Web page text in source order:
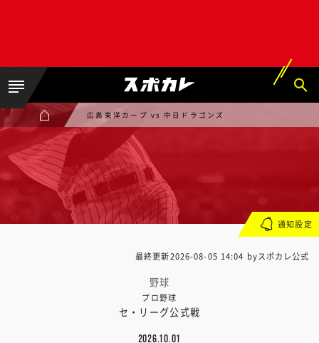
広島東洋カープ vs 中日ドラゴンズ
最終更新2026-08-05 14:04 byスポカレ公式
野球
プロ野球
セ・リーグ公式戦
2026.10.01
通知設定